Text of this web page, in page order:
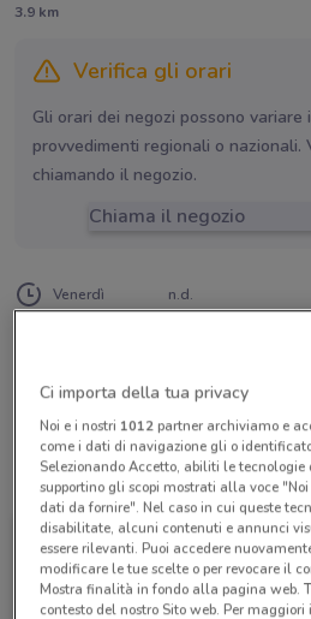
3.9 km
Verifica gli orari
Gli orari dei negozi possono variare
provvedimenti regionali o nazionali.
chiamando il negozio.
Chiama il negozio
Venerdì n.d.
Sabato n.d.
Domenica n.d.
Geca Tour Srl
Tutte le promozioni di questo
Ci importa della tua privacy
Noi e i nostri 1012partner archiviamo e
come i dati di navigazione gli o
Selezionando Accetto, abiliti le
supportino gli scopi mostrati alla voce
dati da fornire". Nel caso in cui queste
disabilitate, alcuni contenuti e annunci
essere rilevanti. Puoi accedere
modificare le tue scelte o per revocare il
Mostra finalità in fondo alla pagina web.
contesto del nostro Sito web. Per